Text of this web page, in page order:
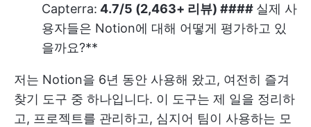
Capterra: 4.7/5 (2,463+ 리뷰) #### 실제 사
용자들은 Notion에 대해 어떻게 평가하고 있
을까요?**
저는 Notion을 6년 동안 사용해 왔고, 여전히 즐겨
찾기 도구 중 하나입니다. 이 도구는 제 일을 정리하
고, 프로젝트를 관리하고, 심지어 팀이 사용하는 모